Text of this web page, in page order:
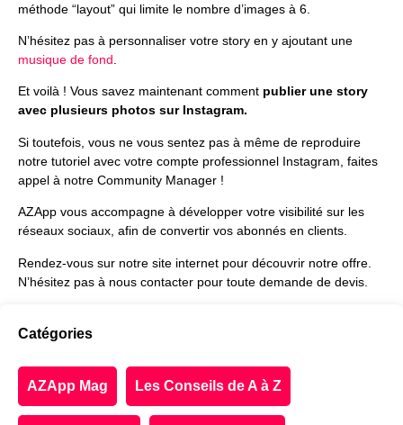
méthode “layout” qui limite le nombre d’images à 6.
N’hésitez pas à personnaliser votre story en y ajoutant une
musique de fond
Et voilà ! Vous savez maintenant comment publier une story
avec plusieurs photos sur Instagram.
Si toutefois, vous ne vous sentez pas à même de reproduire
notre tutoriel avec votre compte professionnel Instagram, faites
appel à notre Community Manager !
AZApp vous accompagne à développer votre visibilité sur les
réseaux sociaux, afin de convertir vos abonnés en clients.
Rendez-vous sur notre site internet pour découvrir notre offre.
N’hésitez pas à nous contacter pour toute demande de devis.
Catégories
AZApp Mag Les Conseils de A à Z